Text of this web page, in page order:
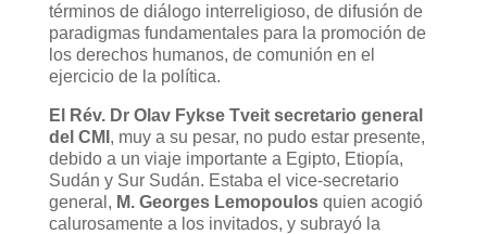
términos de diálogo interreligioso, de difusión de
paradigmas fundamentales para la promoción de
los derechos humanos, de comunión en el
ejercicio de la política.
El Rév. Dr Olav Fykse Tveit secretario general
del CMI , muy a su pesar, no pudo estar presente,
debido a un viaje importante a Egipto, Etiopía,
Sudán y Sur Sudán. Estaba el vice-secretario
general, M. Georges Lemopoulosquien acogió
calurosamente a los invitados, y subrayó la